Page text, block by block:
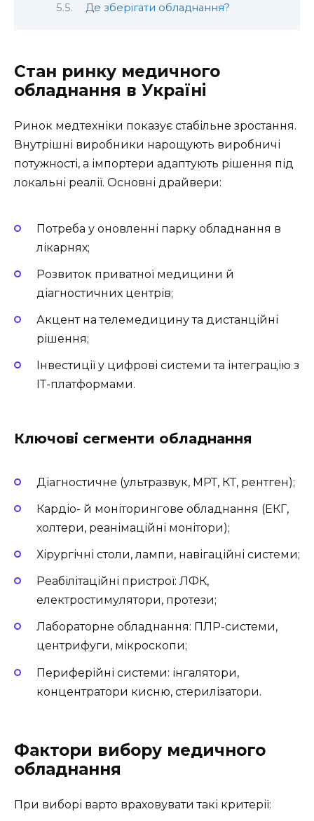
Де зберігати обладнання?
Стан ринку медичного
обладнання в Україні
Ринок медтехніки показує стабільне зростання.
Внутрішні виробники нарощують виробничі
потужності, а імпортери адаптують рішення під
локальні реалії. Основні драйвери:
Потреба у оновленні парку обладнання в
лікарнях;
Розвиток приватної медицини й
діагностичних центрів;
Акцент на телемедицину та дистанційні
рішення;
Інвестиції у цифрові системи та інтеграцію з
ІТ-платформами.
Ключові сегменти обладнання
Діагностичне (ультразвук, МРТ, КТ, рентген);
Кардіо- й моніторингове обладнання (ЕКГ,
холтери, реанімаційні монітори);
Хірургічні столи, лампи, навігаційні системи;
Реабілітаційні пристрої: ЛФК,
електростимулятори, протези;
Лабораторне обладнання: ПЛР-системи,
центрифуги, мікроскопи;
Периферійні системи: інгалятори,
концентратори кисню, стерилізатори.
Фактори вибору медичного
обладнання
При виборі варто враховувати такі критерії: